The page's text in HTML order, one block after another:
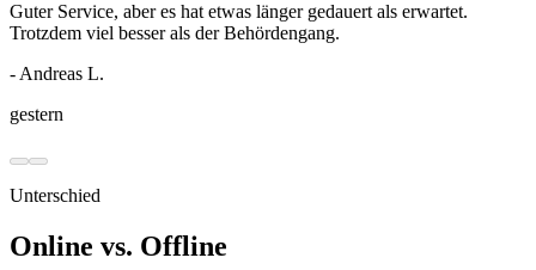
Guter Service, aber es hat etwas länger gedauert als erwartet.
Trotzdem viel besser als der Behördengang.
- Andreas L.
gestern
Unterschied
Online vs. Offline